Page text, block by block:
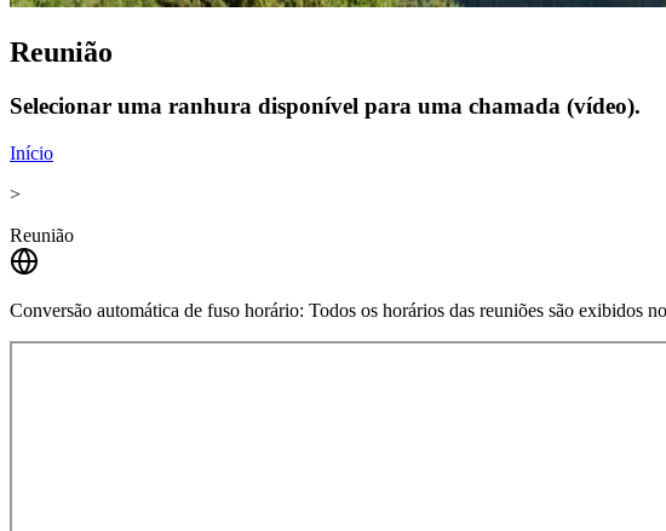
Reunião
Selecionar uma ranhura disponível para uma chamada (vídeo).
Início
>
Reunião
Conversão automática de fuso horário: Todos os horários das reuniões são exibidos